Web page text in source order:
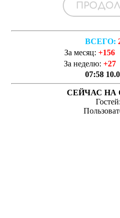
ВСЕГО:
За месяц: +156
За неделю: +27
07:58
СЕЙЧАС НА
Гостей: